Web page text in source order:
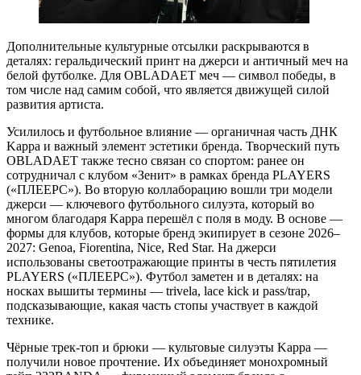
Дополнительные культурные отсылки раскрываются в
деталях: геральдический принт на джерси и античный меч на
белой футболке. Для OBLADAET меч — символ победы, в
том числе над самим собой, что является движущей силой
развития артиста.
Усилилось и футбольное влияние — органичная часть ДНК
Kappa и важный элемент эстетики бренда. Творческий путь
OBLADAET также тесно связан со спортом: ранее он
сотрудничал с клубом «Зенит» в рамках бренда PLAYERS
(«ПЛЕЕРС»). Во вторую коллаборацию вошли три модели
джерси — ключевого футбольного силуэта, который во
многом благодаря Kappa перешёл с поля в моду. В основе —
формы для клубов, которые бренд экипирует в сезоне 2026–
2027: Genoa, Fiorentina, Nice, Red Star. На джерси
использованы светоотражающие принты в честь пятилетия
PLAYERS («ПЛЕЕРС»). Футбол заметен и в деталях: на
носках вышиты термины — trivela, lace kick и pass/trap,
подсказывающие, какая часть стопы участвует в каждой
технике.
Чёрные трек-топ и брюки — культовые силуэты Kappa —
получили новое прочтение. Их объединяет монохромный